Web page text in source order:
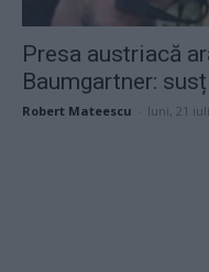
Presa austriacă
Baumgartner:
Robert Mateescu luni, 21